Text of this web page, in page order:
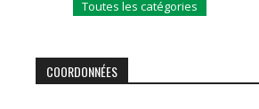
Toutes les catégories
COORDONNÉES